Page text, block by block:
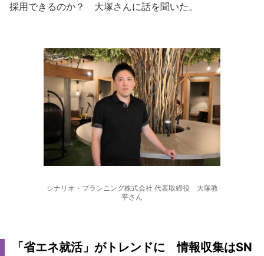
採用できるのか？ 大塚さんに話を聞いた。
シナリオ・プランニング株式会社 代表取締役 大塚教
平さん
「省エネ就活」がトレンドに 情報収集はSN